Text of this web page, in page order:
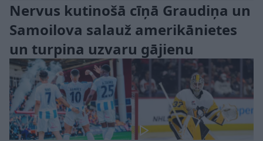
Nervus kutinošā cīņā Graudiņa un
Samoilova salauž amerikānietes
un turpina uzvaru gājienu